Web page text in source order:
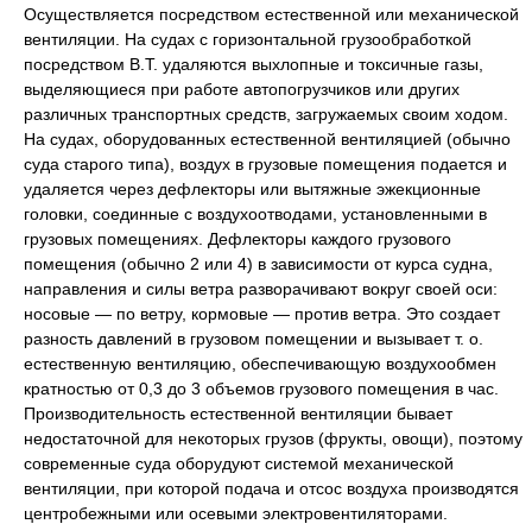
Осуществляется посредством естественной или механической
вентиляции. На судах с горизонтальной грузообработкой
посредством В.Т. удаляются выхлопные и токсичные газы,
выделяющиеся при работе автопогрузчиков или других
различных транспортных средств, загружаемых своим ходом.
На судах, оборудованных естественной вентиляцией (обычно
суда старого типа), воздух в грузовые помещения подается и
удаляется через дефлекторы или вытяжные эжекционные
головки, соединные с воздухоотводами, установленными в
грузовых помещениях. Дефлекторы каждого грузового
помещения (обычно 2 или 4) в зависимости от курса судна,
направления и силы ветра разворачивают вокруг своей оси:
носовые — по ветру, кормовые — против ветра. Это создает
разность давлений в грузовом помещении и вызывает т. о.
естественную вентиляцию, обеспечивающую воздухообмен
кратностью от 0,3 до 3 объемов грузового помещения в час.
Производительность естественной вентиляции бывает
недостаточной для некоторых грузов (фрукты, овощи), поэтому
современные суда оборудуют системой механической
вентиляции, при которой подача и отсос воздуха производятся
центробежными или осевыми электровентиляторами.